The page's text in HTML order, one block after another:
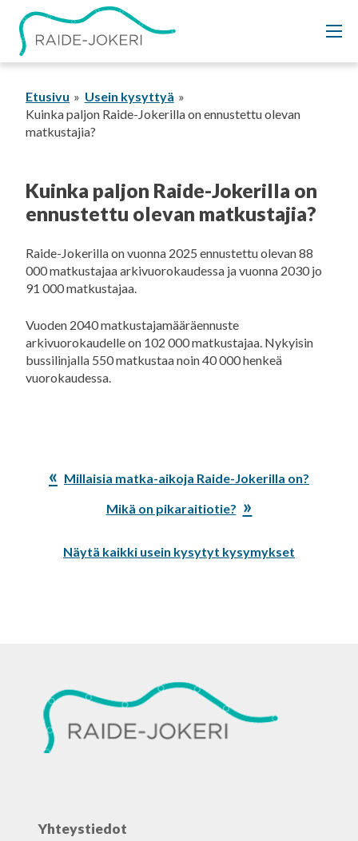
Siirry
sisältöön
Etusivu
Usein kysyttyä
Kuinka paljon Raide-Jokerilla on ennustettu olevan
matkustajia?
Kuinka paljon Raide-Jokerilla on
ennustettu olevan matkustajia?
Raide-Jokerilla on vuonna 2025 ennustettu olevan 88
000 matkustajaa arkivuorokaudessa ja vuonna 2030 jo
91 000 matkustajaa.
Vuoden 2040 matkustajamääräennuste
arkivuorokaudelle on 102 000 matkustajaa. Nykyisin
bussilinjalla 550 matkustaa noin 40 000 henkeä
vuorokaudessa.
Edellinen
Millaisia matka-aikoja Raide-Jokerilla on?
Seuraava
Mikä on pikaraitiotie?
Näytä kaikki usein kysytyt kysymykset
Yhteystiedot